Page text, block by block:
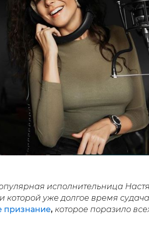
исполнительница
которой уже долгое время
признание, которое поразило